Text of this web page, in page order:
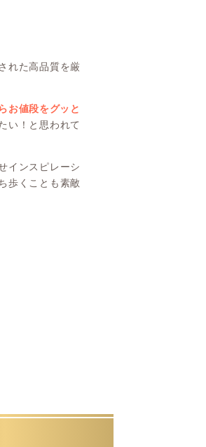
れた高品質を厳
お値段をグッと
い！と思われて
インスピレーシ
歩くことも素敵